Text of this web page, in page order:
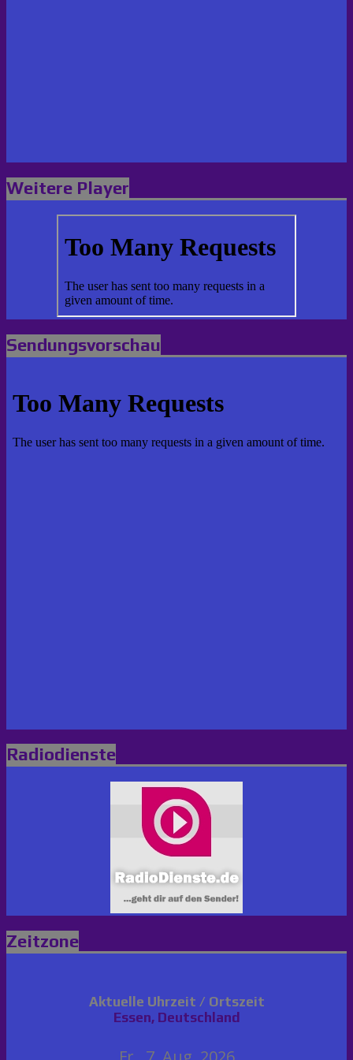
Weitere Player
Sendungsvorschau
Radiodienste
Zeitzone
Aktuelle Uhrzeit / Ortszeit
Essen, Deutschland